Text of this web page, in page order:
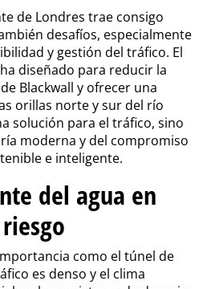
de Londres trae consigo
desafíos, especialmente
y gestión del tráfico. El
diseñado para reducir la
Blackwall y ofrecer una
orillas norte y sur del río
solución para el tráfico, sino
moderna y del compromiso
e inteligente.
del agua en
como el túnel de
es denso y el clima